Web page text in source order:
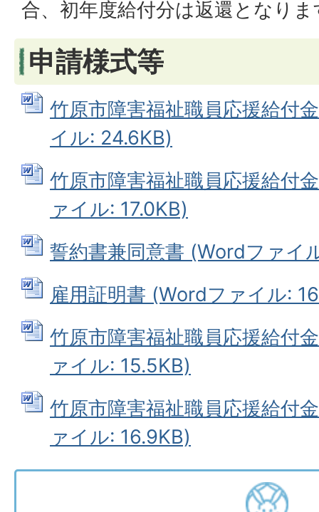
合、初年度給付分は返還となりま
申請様式等
竹原市障害福祉職員応援給付
イル: 24.6KB)
竹原市障害福祉職員応援給付
ァイル: 17.0KB)
誓約書兼同意書 (Wordファイ
雇用証明書 (Wordファイル:
竹原市障害福祉職員応援給付
ァイル: 15.5KB)
竹原市障害福祉職員応援給付
ァイル: 16.9KB)